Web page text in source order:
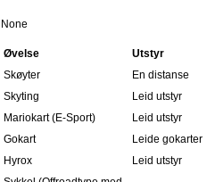
None
Øvelse Utstyr
Skøyter
En distanse
Skyting
Leid utstyr
Mariokart (E-Sport)
Leid utstyr
Gokart
Leide gokarter
Hyrox
Leid utstyr